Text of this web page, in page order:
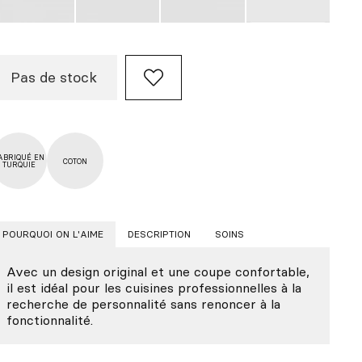
Pas de stock
EN
TURQUIE
COTON
POURQUOI ON L'AIME DESCRIPTION SOINS
Avec un design original et une coupe confortable,
il est idéal pour les cuisines professionnelles à la
recherche de personnalité sans renoncer à la
fonctionnalité.